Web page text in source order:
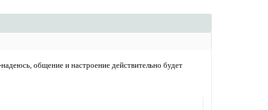
общение и настроение действительно будет